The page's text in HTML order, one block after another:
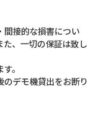
間接的な損害につい
、一切の保証は致し
。
のデモ機貸出をお断り